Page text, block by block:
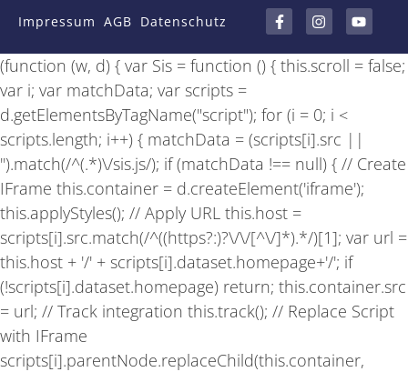
Impressum AGB Datenschutz
a
c
e
b
o
-
f
n
s
t
a
g
m
o
u
t
u
b
(function (w, d) { var Sis = function () { this.scroll = false;
var i; var matchData; var scripts =
d.getElementsByTagName("script"); for (i = 0; i <
scripts.length; i++) { matchData = (scripts[i].src ||
'').match(/^(.*)\/sis.js/); if (matchData !== null) { // Create
IFrame this.container = d.createElement('iframe');
this.applyStyles(); // Apply URL this.host =
scripts[i].src.match(/^((https?:)?\/\/[^\/]*).*/)[1]; var url =
this.host + '/' + scripts[i].dataset.homepage+'/'; if
(!scripts[i].dataset.homepage) return; this.container.src
= url; // Track integration this.track(); // Replace Script
with IFrame
scripts[i].parentNode.replaceChild(this.container,